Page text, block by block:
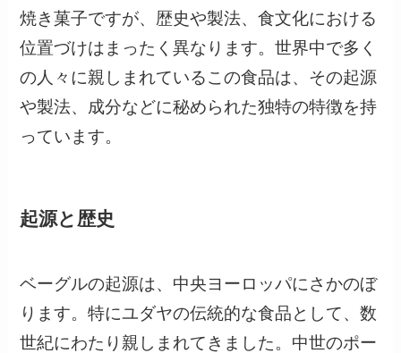
焼き菓子ですが、歴史や製法、食文化における
位置づけはまったく異なります。世界中で多く
の人々に親しまれているこの食品は、その起源
や製法、成分などに秘められた独特の特徴を持
っています。
起源と歴史
ベーグルの起源は、中央ヨーロッパにさかのぼ
ります。特にユダヤの伝統的な食品として、数
世紀にわたり親しまれてきました。中世のポー